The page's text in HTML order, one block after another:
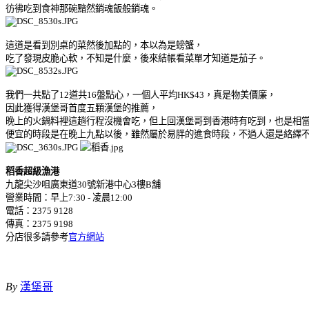
彷彿吃到食神那碗黯然銷魂飯般銷魂。
這道是看到別桌的菜然後加點的，本以為是螃蟹，
吃了發現皮脆心軟，不知是什麼，後來結帳看菜單才知道是茄子。
我們一共點了12道共16盤點心，一個人平均HK$43，真是物美價廉，
因此獲得漢堡哥首度五顆漢堡的推薦，
晚上的火鍋料裡這趟行程沒機會吃，但上回漢堡哥到香港時有吃到，也是相
便宜的時段是在晚上九點以後，雖然屬於易胖的進食時段，不過人還是絡繹
稻香超級漁港
九龍尖沙咀廣東道30號新港中心3樓B舖
營業時間：早上7:30 - 凌晨12:00
電話：2375 9128
傳真：2375 9198
分店很多請參考官方網站
By 漢堡哥